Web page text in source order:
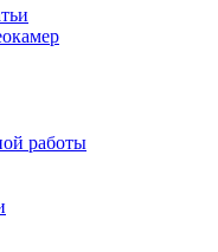
работы